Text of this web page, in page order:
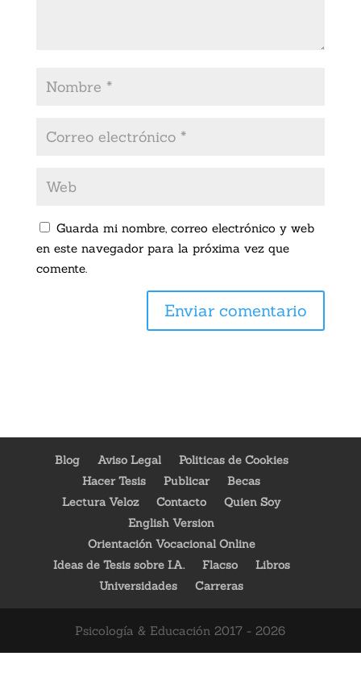
Guarda mi nombre, correo electrónico y web
en este navegador para la próxima vez que
comente.
Blog Aviso Legal
Politicas de Cookies
Hacer Tesis
Publicar
Becas
Lectura Veloz
Contacto
Quien Soy
English Version
Orientación Vocacional Online
Ideas de Tesis sobre I.A.
Flacso
Libros
Universidades
Carreras
Psicología & Educación 2017 - 2026